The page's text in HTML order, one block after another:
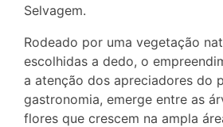
Selvagem.
Rodeado por uma vegetação
escolhidas a dedo, o
a atenção dos apreciadores do
gastronomia, emerge entre as
flores que crescem na ampla